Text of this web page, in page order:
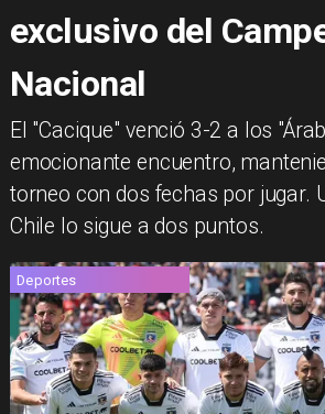
exclusivo del
Nacional
​El "Cacique" venció 3-2 a los
emocionante encuentro,
torneo con dos fechas por jugar.
Chile lo sigue a dos puntos.
Deportes